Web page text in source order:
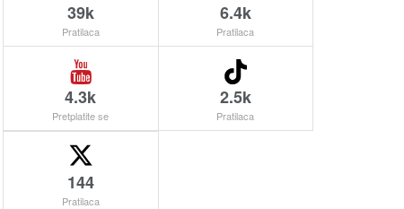
39k
Pratilaca
6.4k
Pratilaca
4.3k
Pretplatite se
2.5k
Pratilaca
144
Pratilaca